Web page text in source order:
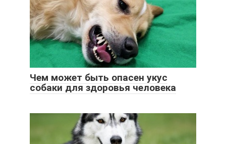
Чем может быть опасен укус
собаки для здоровья человека